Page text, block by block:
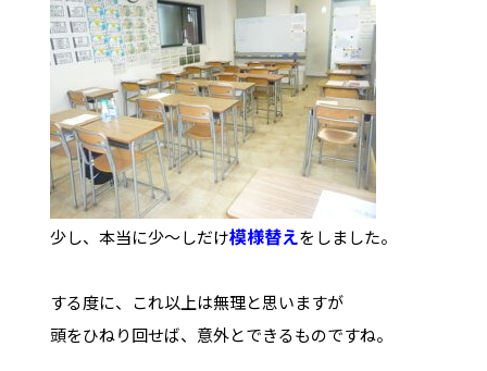
少し、本当に少～しだけ模様替えをしました。
する度に、これ以上は無理と思いますが
頭をひねり回せば、意外とできるものですね。